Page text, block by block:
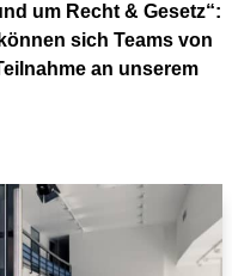
um Recht & Gesetz“:
sich Teams von
an unserem